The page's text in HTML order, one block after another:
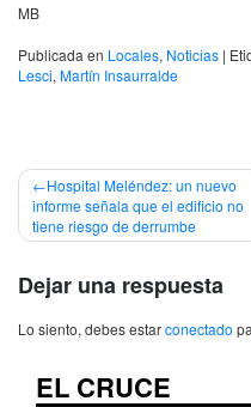
MB
Publicada en Locales, Noticias |
Lesci, Martín Insaurralde
Navegación
de
Hospital Meléndez: un nuevo
informe señala que el edificio no
tiene riesgo de derrumbe
Dejar una respuesta
Lo siento, debes estarconectado
EL CRUCE